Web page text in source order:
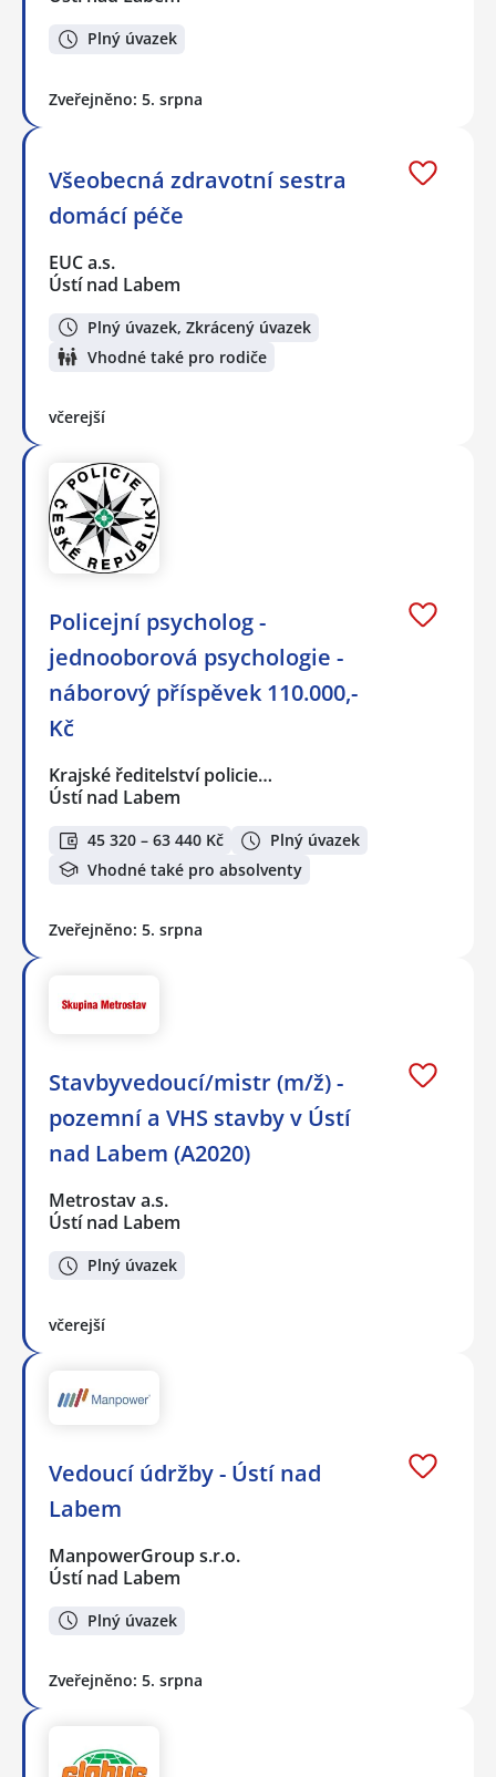
Plný úvazek
Zveřejněno: 5. srpna
Všeobecná zdravotní sestra
domácí péče
EUC a.s.
Ústí nad Labem
Plný úvazek, Zkrácený úvazek
Vhodné také pro rodiče
včerejší
Policejní psycholog -
jednooborová psychologie -
náborový příspěvek 110.000,-
Kč
Krajské ředitelství policie…
Ústí nad Labem
45 320 – 63 440 Kč
Plný úvazek
Vhodné také pro absolventy
Zveřejněno: 5. srpna
Stavbyvedoucí/mistr (m/ž) -
pozemní a VHS stavby v Ústí
nad Labem (A2020)
Metrostav a.s.
Ústí nad Labem
Plný úvazek
včerejší
Vedoucí údržby - Ústí nad
Labem
ManpowerGroup s.r.o.
Ústí nad Labem
Plný úvazek
Zveřejněno: 5. srpna